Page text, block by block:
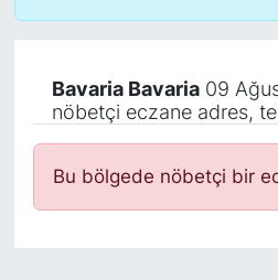
Bavaria Bavaria09
nöbetçi eczane adres,
Bu bölgede nöbetçi bir